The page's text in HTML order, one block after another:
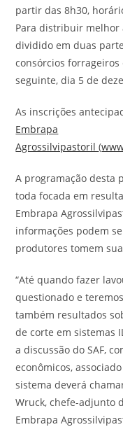
partir das 8h30,
Para distribuir melhor
dividido em duas
consórcios
seguinte, dia 5 de
As inscrições
Embrapa
Agrossilvipastoril(
A programação desta
toda focada em
Embrapa
informações podem
produtores tomem
“Até quando fazer
questionado e
também resultados
de corte em sistemas
a discussão do SAF,
econômicos,
sistema deverá
Wruck, chefe-adjunto
Embrapa